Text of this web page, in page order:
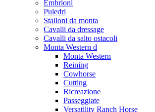
Embrioni
Puledri
Stalloni da monta
Cavalli da dressage
Cavalli da salto ostacoli
Monta Western d
Monta Western
Reining
Cowhorse
Cutting
Ricreazione
Passeggiate
Versatility Ranch Horse